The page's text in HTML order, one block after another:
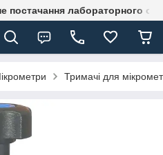
лабораторного
Тримачі для